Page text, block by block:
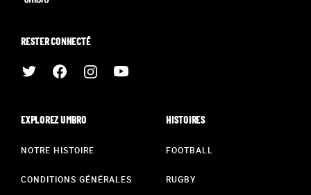
RESTER CONNECTÉ
EXPLOREZ UMBRO
NOTRE HISTOIRE
CONDITIONS GÉNÉRALES
HISTOIRES
FOOTBALL
RUGBY